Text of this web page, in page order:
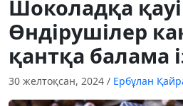
Шоколадқа
Өндірушілер
қантқа балама
30 желтоқсан, 2024 / Ербұлан